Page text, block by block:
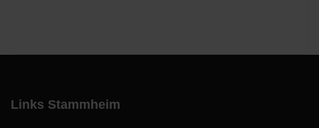
Links Stammheim